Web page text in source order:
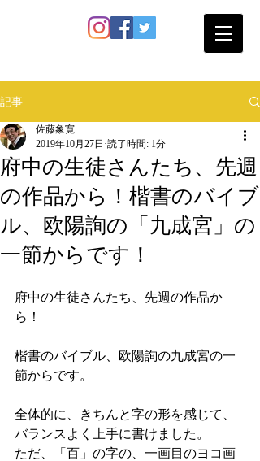
記事
府中の生徒さんたち、先週
の作品から！楷書のバイブ
ル、欧陽詢の「九成宮」の
一節からです！
佐藤象寛
2019年10月27日 読了時間: 1分
府中の生徒さんたち、先週の作品か
ら！
楷書のバイブル、欧陽詢の九成宮の一
節からです。
全体的に、きちんと字の形を感じて、
バランスよく上手に書けました。
ただ、「百」の字の、一画目のヨコ画